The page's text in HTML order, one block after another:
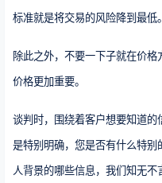
标准就是将交易的风险降到最低。
除此之外，不要一下子就在价
价格更加重要。
谈判时，围绕着客户想要知道
是特别明确，您是否有什么特
人背景的哪些信息，我们知无不